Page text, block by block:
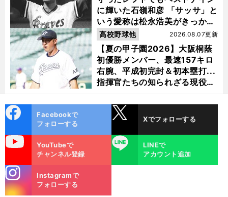
に輝いた石嶺和彦 「サッサ」と
いう愛称は松永浩美がきっか
け？
【夏の甲子園2026】大阪桐蔭
初優勝メンバー、最速157キロ
右腕、平成初完封＆初本塁打...
指揮官たちの知られざる現役時
代
2026.08.07更新
高校野球他
ok
Facebookで
フォローする
Xでフォローする
YouTubeで
チャンネル登録
LINE
LINEで
アカウント追加
m
Instagramで
フォローする